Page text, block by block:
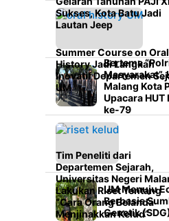
Sukses, Kota Batu Jadi
Lautan Jeep
Summer Course on Oral
History Jadi Langkah
Inovatif Departemen
UM
Bertema
Masyarakat”,
Malang Kota
Upacara
ke-79
Tim Peneliti dari
Departemen Sejarah,
Universitas Negeri
Lakukan Riset Tentang
“Cara Orang Belanda
Menjinakkan Kelud”
UM Menuju
Berbasis
Genetik